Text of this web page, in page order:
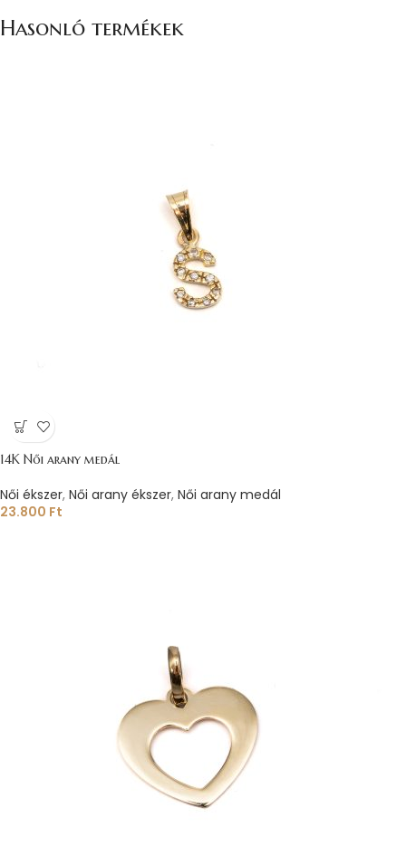
Hasonló termékek
14K Női arany medál
Női ékszer, Női arany ékszer, Női arany medál
23.800 Ft